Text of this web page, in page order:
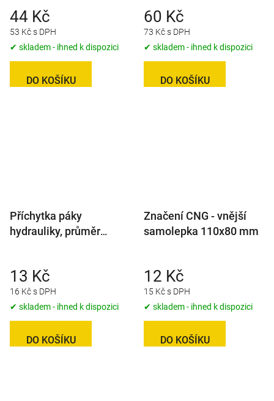
53 Kč s DPH
44 Kč
✔ skladem - ihned k dispozici
DO KOŠÍKU
73 Kč s DPH
60 Kč
✔ skladem - ihned k dispozici
DO KOŠÍKU
Příchytka páky
hydrauliky, průměr
16 Kč s DPH
13 Kč
✔ skladem - ihned k dispozici
DO KOŠÍKU
Značení CNG - vnější
samolepka 110x80 mm
15 Kč s DPH
12 Kč
✔ skladem - ihned k dispozici
DO KOŠÍKU